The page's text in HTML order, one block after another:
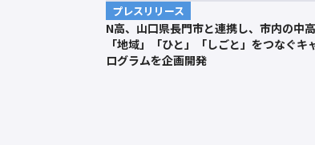
プレスリリース
N高、山口県長門市と連携し、市内の中
「地域」「ひと」「しごと」をつなぐキ
ログラムを企画開発